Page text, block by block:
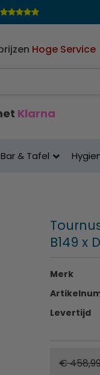
Hoge Service
Klarna
Bar & Tafel
B149 x
Merk
Levertijd
€